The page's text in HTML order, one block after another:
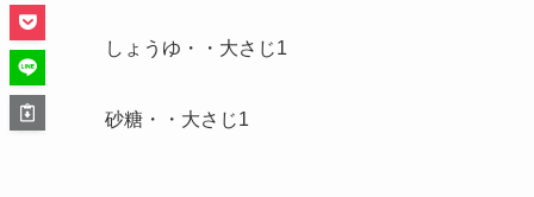
しょうゆ・・大さじ1
砂糖・・大さじ1